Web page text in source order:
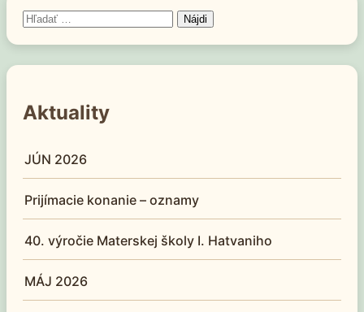
Hľadať:
Aktuality
JÚN 2026
Prijímacie konanie – oznamy
40. výročie Materskej školy I. Hatvaniho
MÁJ 2026